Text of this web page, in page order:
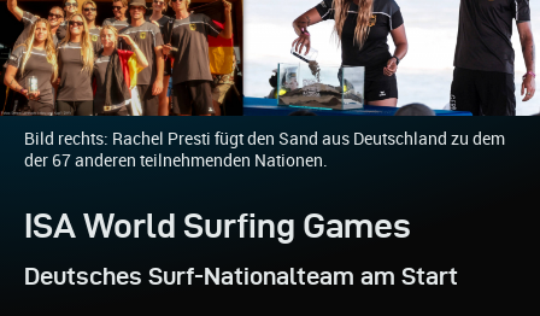
Bild rechts: Rachel Presti fügt den Sand aus Deutschland zu dem
der 67 anderen teilnehmenden Nationen.
ISA World Surfing Games
Deutsches Surf-Nationalteam am Start